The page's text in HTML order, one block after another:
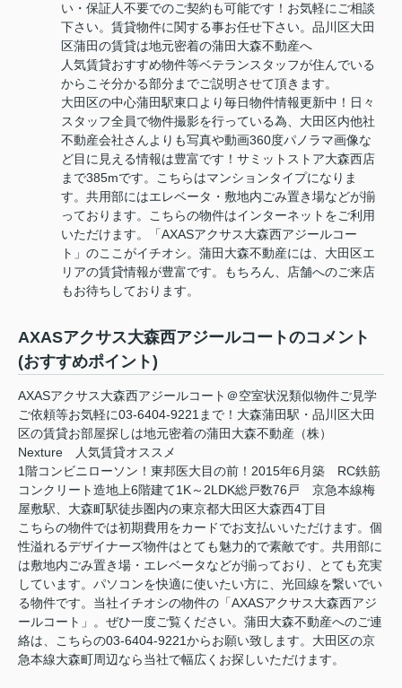
い・保証人不要でのご契約も可能です！お気軽にご相談
下さい。賃貸物件に関する事お任せ下さい。品川区大田
区蒲田の賃貸は地元密着の蒲田大森不動産へ
人気賃貸おすすめ物件等ベテランスタッフが住んでいる
からこそ分かる部分までご説明させて頂きます。
大田区の中心蒲田駅東口より毎日物件情報更新中！日々
スタッフ全員で物件撮影を行っている為、大田区内他社
不動産会社さんよりも写真や動画360度パノラマ画像な
ど目に見える情報は豊富です！サミットストア大森西店
まで385mです。こちらはマンションタイプになりま
す。共用部にはエレベータ・敷地内ごみ置き場などが揃
っております。こちらの物件はインターネットをご利用
いただけます。「AXASアクサス大森西アジールコー
ト」のここがイチオシ。蒲田大森不動産には、大田区エ
リアの賃貸情報が豊富です。もちろん、店舗へのご来店
もお待ちしております。
AXASアクサス大森西アジールコートのコメント
(おすすめポイント)
AXASアクサス大森西アジールコート＠空室状況類似物件ご見学
ご依頼等お気軽に03-6404-9221まで！大森蒲田駅・品川区大田
区の賃貸お部屋探しは地元密着の蒲田大森不動産（株）
Nexture 人気賃貸オススメ
1階コンビニローソン！東邦医大目の前！2015年6月築 RC鉄筋
コンクリート造地上6階建て1K～2LDK総戸数76戸 京急本線梅
屋敷駅、大森町駅徒歩圏内の東京都大田区大森西4丁目
こちらの物件では初期費用をカードでお支払いいただけます。個
性溢れるデザイナーズ物件はとても魅力的で素敵です。共用部に
は敷地内ごみ置き場・エレベータなどが揃っており、とても充実
しています。パソコンを快適に使いたい方に、光回線を繋いでい
る物件です。当社イチオシの物件の「AXASアクサス大森西アジ
ールコート」。ぜひ一度ご覧ください。蒲田大森不動産へのご連
絡は、こちらの03-6404-9221からお願い致します。大田区の京
急本線大森町周辺なら当社で幅広くお探しいただけます。